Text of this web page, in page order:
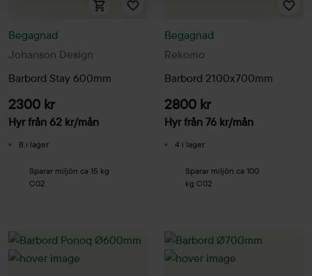
Johanson Design
Begagnad
Barbord Stay 600mm
2300 kr
Hyr från 62 kr/mån
8 i lager
Sparar miljön ca 15 kg
C02
Rekomo
Begagnad
Barbord 2100x700mm
2800 kr
Hyr från 76 kr/mån
4 i lager
Sparar miljön ca 100
kg C02